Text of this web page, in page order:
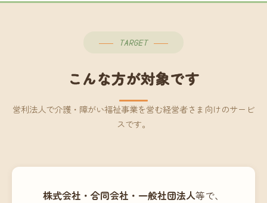
TARGET
こんな方が対象です
営利法人で介護・障がい福祉事業を営む経営者さま向けのサービ
スです。
株式会社・合同会社・一般社団法人等で、